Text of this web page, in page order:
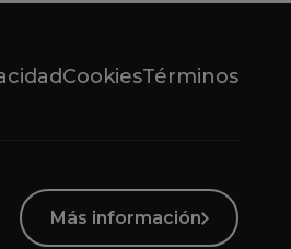
CookiesTérminos
Más información